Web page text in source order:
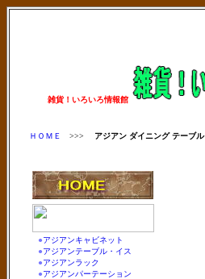
雑貨！いろいろ情報館
ＨＯＭＥ >>> アジアン ダイニング テーブル
●アジアンキャビネット
●アジアンテーブル・イス
●アジアンラック
●アジアンパーテーション